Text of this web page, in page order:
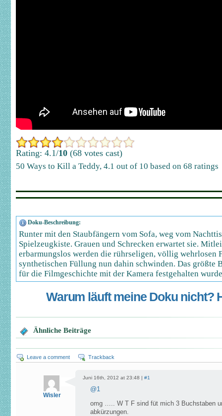
Rating: 4.1/10 (68 votes cast)
50 Ways to Kill a Teddy, 4.1 out of 10 based on 68 ratings
Doku-Beschreibung:
Runter mit den Staubfängern vom Sofa, weg vom
Spielzeugkiste. Grauen und Schrecken erwartet sie.
erbarmungslos werden die rührseligen, völlig wehrlosen
synthetischen Füllung nun dahin schwinden. Das größte
für die Filmgeschichte mit der Kamera festgehalten
Warum läuft meine Doku nicht?
Ähnliche Beiträge
Leave a comment Trackback
Wisler
Juni 16th, 2012 at 23:48 | #1
@1
omg ….. W T F sind füt mich 3 Buchstaben
abkürzungen.